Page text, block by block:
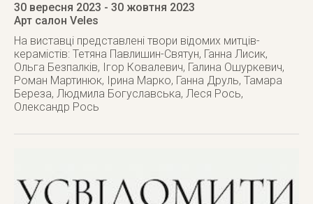
30 вересня 2023 - 30 жовтня 2023
Арт салон Veles
На виставці представлені твори відомих митців-
керамістів: Тетяна Павлишин-Святун, Ганна Лисик,
Ольга Безпалків, Ігор Ковалевич, Галина Ошуркевич,
Роман Мартинюк, Ірина Марко, Ганна Друль, Тамара
Береза, Людмила Богуславська, Леся Рось,
Олександр Рось